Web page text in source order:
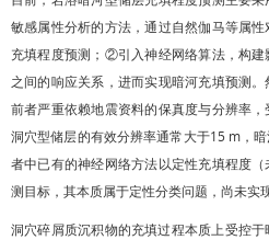
敏感属性分析的方法，通过自然伽马等属
充填程度预测；②引入神经网络算法，构
之间的响应关系，进而实现暗河充填预测
前者严重依赖地震资料的保真度与分辨率
洞穴型储层的有效分辨率通常大于15 m，
者中已有的神经网络方法以定性充填程度
测目标，其本质属于定性分类问题，尚未实
洞穴碎屑质沉积物的充填过程本质上受控于